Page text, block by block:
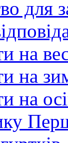
для
на
на
на